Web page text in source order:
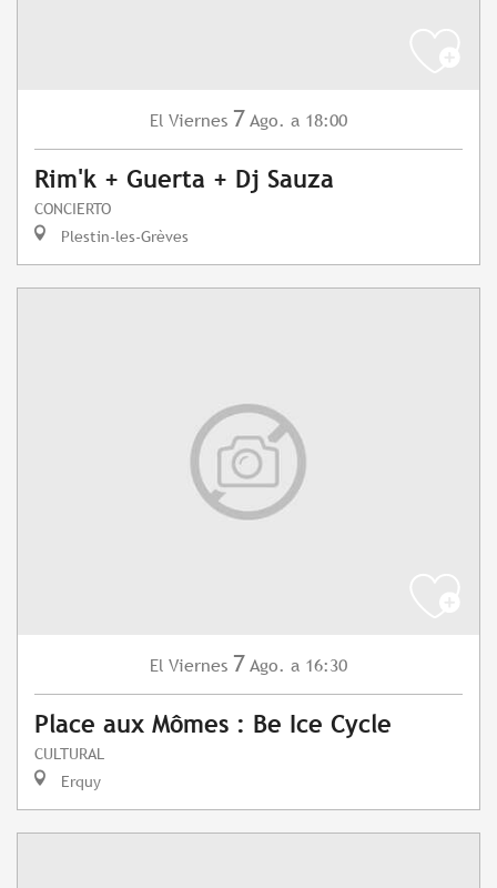
El Viernes 7 Ago. a 18:00
Rim'k + Guerta + Dj Sauza
CONCIERTO
Plestin-les-Grèves
El Viernes 7 Ago. a 16:30
Place aux Mômes : Be Ice Cycle
CULTURAL
Erquy